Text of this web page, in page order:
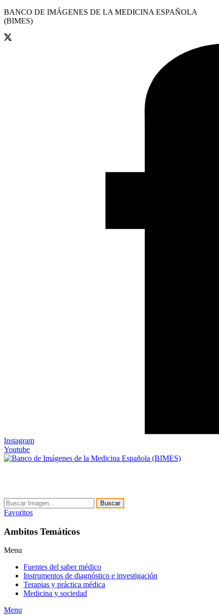
BANCO DE IMÁGENES DE LA MEDICINA ESPAÑOLA
(BIMES)
Instagram
Youtube
Buscar
Favoritos
Ambitos Temáticos
Menu
Fuentes del saber médico
Instrumentos de diagnóstico e investigación
Terapias y práctica médica
Medicina y sociedad
Menu